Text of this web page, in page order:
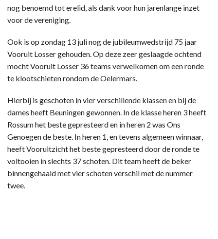
nog benoemd tot erelid, als dank voor hun jarenlange inzet
voor de vereniging.
Ook is op zondag 13 juli nog de jubileumwedstrijd 75 jaar
Vooruit Losser gehouden. Op deze zeer geslaagde ochtend
mocht Vooruit Losser 36 teams verwelkomen om een ronde
te klootschieten rondom de Oelermars.
Hierbij is geschoten in vier verschillende klassen en bij de
dames heeft Beuningen gewonnen. In de klasse heren 3 heeft
Rossum het beste gepresteerd en in heren 2 was Ons
Genoegen de beste. In heren 1, en tevens algemeen winnaar,
heeft Vooruitzicht het beste gepresteerd door de ronde te
voltooien in slechts 37 schoten. Dit team heeft de beker
binnengehaald met vier schoten verschil met de nummer
twee.